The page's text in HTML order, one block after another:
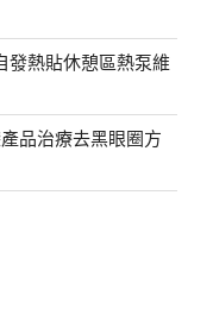
發熱貼休憩區熱泵維
品治療去黑眼圈方